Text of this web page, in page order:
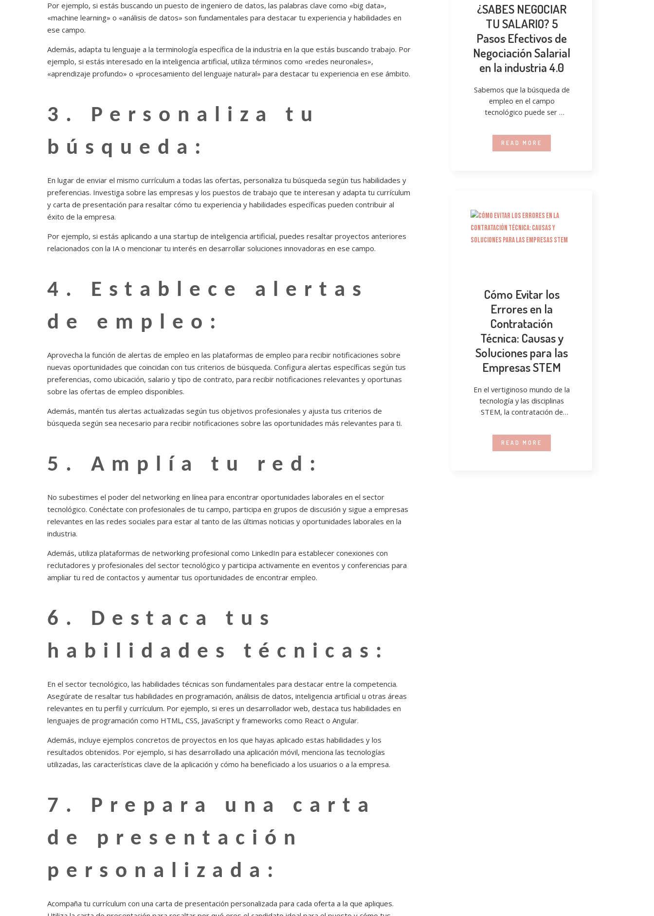
Por ejemplo, si estás buscando un puesto de ingeniero de datos, las palabras clave como «big data»,
«machine learning» o «análisis de datos» son fundamentales para destacar tu experiencia y habilidades en
ese campo.
Además, adapta tu lenguaje a la terminología específica de la industria en la que estás buscando trabajo. Por
ejemplo, si estás interesado en la inteligencia artificial, utiliza términos como «redes neuronales»,
«aprendizaje profundo» o «procesamiento del lenguaje natural» para destacar tu experiencia en ese ámbito.
3. Personaliza tu
búsqueda:
En lugar de enviar el mismo currículum a todas las ofertas, personaliza tu búsqueda según tus habilidades y
preferencias. Investiga sobre las empresas y los puestos de trabajo que te interesan y adapta tu currículum
y carta de presentación para resaltar cómo tu experiencia y habilidades específicas pueden contribuir al
éxito de la empresa.
Por ejemplo, si estás aplicando a una startup de inteligencia artificial, puedes resaltar proyectos anteriores
relacionados con la IA o mencionar tu interés en desarrollar soluciones innovadoras en ese campo.
4. Establece alertas
de empleo:
Aprovecha la función de alertas de empleo en las plataformas de empleo para recibir notificaciones sobre
nuevas oportunidades que coincidan con tus criterios de búsqueda. Configura alertas específicas según tus
preferencias, como ubicación, salario y tipo de contrato, para recibir notificaciones relevantes y oportunas
sobre las ofertas de empleo disponibles.
Además, mantén tus alertas actualizadas según tus objetivos profesionales y ajusta tus criterios de
búsqueda según sea necesario para recibir notificaciones sobre las oportunidades más relevantes para ti.
5. Amplía tu red:
No subestimes el poder del networking en línea para encontrar oportunidades laborales en el sector
tecnológico. Conéctate con profesionales de tu campo, participa en grupos de discusión y sigue a empresas
relevantes en las redes sociales para estar al tanto de las últimas noticias y oportunidades laborales en la
industria.
Además, utiliza plataformas de networking profesional como LinkedIn para establecer conexiones con
reclutadores y profesionales del sector tecnológico y participa activamente en eventos y conferencias para
ampliar tu red de contactos y aumentar tus oportunidades de encontrar empleo.
6. Destaca tus
habilidades técnicas:
En el sector tecnológico, las habilidades técnicas son fundamentales para destacar entre la competencia.
Asegúrate de resaltar tus habilidades en programación, análisis de datos, inteligencia artificial u otras áreas
relevantes en tu perfil y currículum. Por ejemplo, si eres un desarrollador web, destaca tus habilidades en
lenguajes de programación como HTML, CSS, JavaScript y frameworks como React o Angular.
Además, incluye ejemplos concretos de proyectos en los que hayas aplicado estas habilidades y los
resultados obtenidos. Por ejemplo, si has desarrollado una aplicación móvil, menciona las tecnologías
utilizadas, las características clave de la aplicación y cómo ha beneficiado a los usuarios o a la empresa.
7. Prepara una carta
de presentación
personalizada:
Acompaña tu currículum con una carta de presentación personalizada para cada oferta a la que apliques.
¿SABES NEGOCIAR
TU SALARIO? 5
Pasos Efectivos de
Negociación Salarial
en la industria 4.0
Sabemos que la búsqueda de
empleo en el campo
tecnológico puede ser
cuando se trata de negociar el
READ MORE
Cómo Evitar los
Errores en la
Contratación
Técnica: Causas y
Soluciones para las
Empresas STEM
En el vertiginoso mundo de la
tecnología y las disciplinas
STEM, la contratación de
tarea esencial
READ MORE